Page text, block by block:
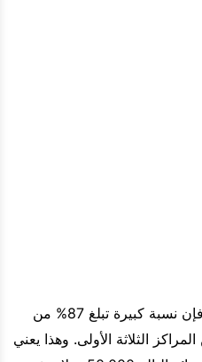
كما يوضح جدول توزيع الجوائز، فإن نسبة كبيرة تبلغ 87% من
الثلاثة الأولى. وهذا يعني